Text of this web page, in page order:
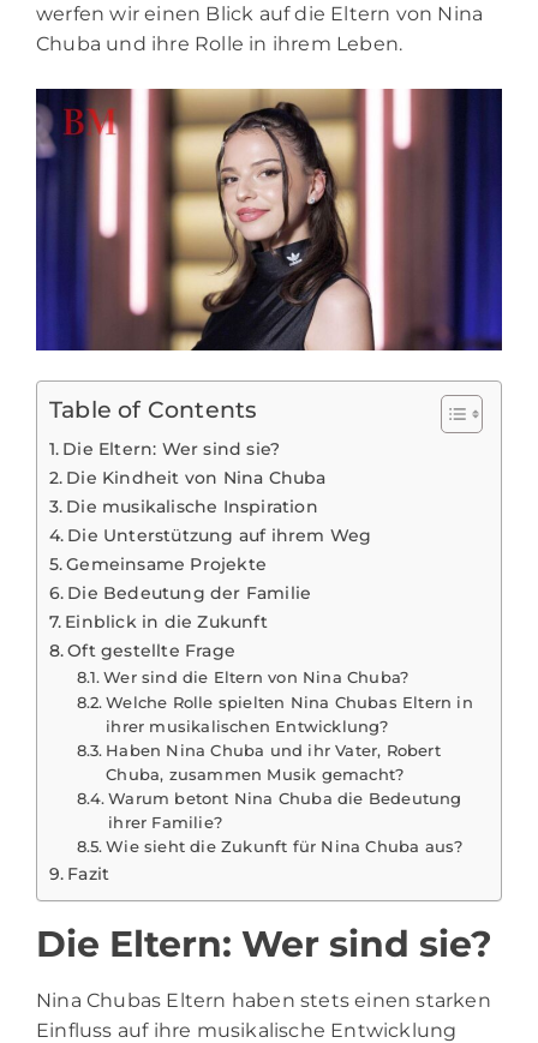
werfen wir einen Blick auf die Eltern von Nina
Chuba und ihre Rolle in ihrem Leben.
Table of Contents
Die Eltern: Wer sind sie?
Die Kindheit von Nina Chuba
Die musikalische Inspiration
Die Unterstützung auf ihrem Weg
Gemeinsame Projekte
Die Bedeutung der Familie
Einblick in die Zukunft
Oft gestellte Frage
Wer sind die Eltern von Nina Chuba?
Welche Rolle spielten Nina Chubas Eltern in
ihrer musikalischen Entwicklung?
Haben Nina Chuba und ihr Vater, Robert
Chuba, zusammen Musik gemacht?
Warum betont Nina Chuba die Bedeutung
ihrer Familie?
Wie sieht die Zukunft für Nina Chuba aus?
Fazit
Die Eltern: Wer sind sie?
Nina Chubas Eltern haben stets einen starken
Einfluss auf ihre musikalische Entwicklung